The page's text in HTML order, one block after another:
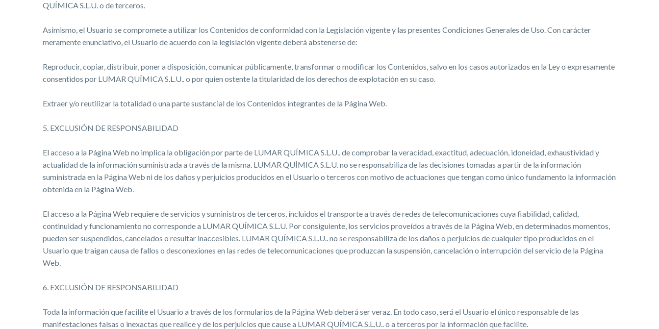
QUÍMICA S.L.U. o de terceros.
Asimismo, el Usuario se compromete a utilizar los Contenidos de conformidad con la Legislación vigente y las presentes Condiciones Generales de Uso. Con carácter
meramente enunciativo, el Usuario de acuerdo con la legislación vigente deberá abstenerse de:
Reproducir, copiar, distribuir, poner a disposición, comunicar públicamente, transformar o modificar los Contenidos, salvo en los casos autorizados en la Ley o expresamente
consentidos por LUMAR QUÍMICA S.L.U.. o por quien ostente la titularidad de los derechos de explotación en su caso.
Extraer y/o reutilizar la totalidad o una parte sustancial de los Contenidos integrantes de la Página Web.
5. EXCLUSIÓN DE RESPONSABILIDAD
El acceso a la Página Web no implica la obligación por parte de LUMAR QUÍMICA S.L.U.. de comprobar la veracidad, exactitud, adecuación, idoneidad, exhaustividad y
actualidad de la información suministrada a través de la misma. LUMAR QUÍMICA S.L.U. no se responsabiliza de las decisiones tomadas a partir de la información
suministrada en la Página Web ni de los daños y perjuicios producidos en el Usuario o terceros con motivo de actuaciones que tengan como único fundamento la información
obtenida en la Página Web.
El acceso a la Página Web requiere de servicios y suministros de terceros, incluidos el transporte a través de redes de telecomunicaciones cuya fiabilidad, calidad,
continuidad y funcionamiento no corresponde a LUMAR QUÍMICA S.L.U. Por consiguiente, los servicios proveídos a través de la Página Web, en determinados momentos,
pueden ser suspendidos, cancelados o resultar inaccesibles. LUMAR QUÍMICA S.L.U.. no se responsabiliza de los daños o perjuicios de cualquier tipo producidos en el
Usuario que traigan causa de fallos o desconexiones en las redes de telecomunicaciones que produzcan la suspensión, cancelación o interrupción del servicio de la Página
Web.
6. EXCLUSIÓN DE RESPONSABILIDAD
Toda la información que facilite el Usuario a través de los formularios de la Página Web deberá ser veraz. En todo caso, será el Usuario el único responsable de las
manifestaciones falsas o inexactas que realice y de los perjuicios que cause a LUMAR QUÍMICA S.L.U.. o a terceros por la información que facilite.